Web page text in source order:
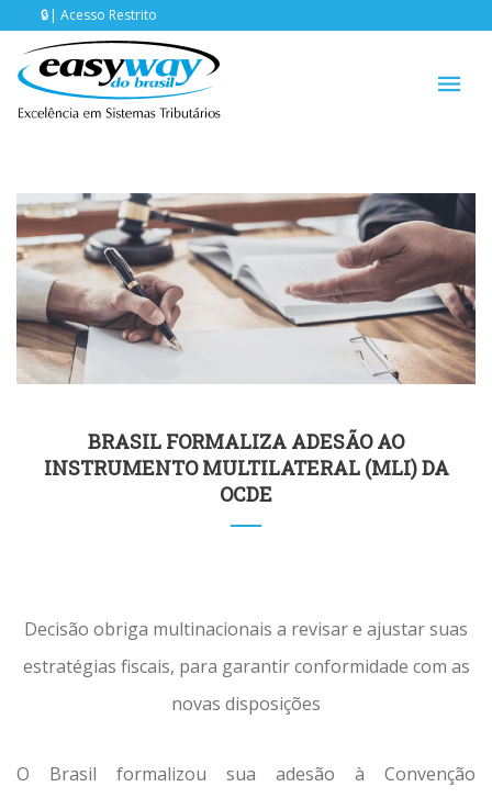
Acesso Restrito
BRASIL FORMALIZA ADESÃO AO
INSTRUMENTO MULTILATERAL (MLI) DA
OCDE
Decisão obriga multinacionais a revisar e ajustar suas
estratégias fiscais, para garantir conformidade com as
novas disposições
O Brasil formalizou sua adesão à Convenção